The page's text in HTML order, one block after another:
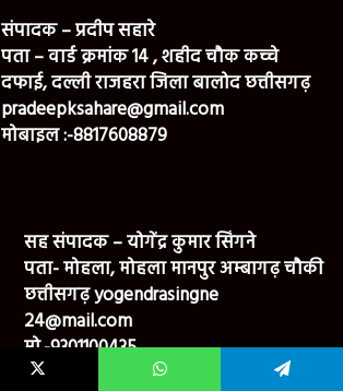
संपादक – प्रदीप सहारे
पता – वार्ड क्रमांक 14 , शहीद चौक कच्चे
दफाई, दल्ली राजहरा जिला बालोद छत्तीसगढ़
pradeepksahare@gmail.com
मोबाइल :-8817608879
सह संपादक – योगेंद्र कुमार सिंगने
पता- मोहला, मोहला मानपुर अम्बागढ़ चौकी
छत्तीसगढ़ yogendrasingne
24@mail.com
मो.-9301100435